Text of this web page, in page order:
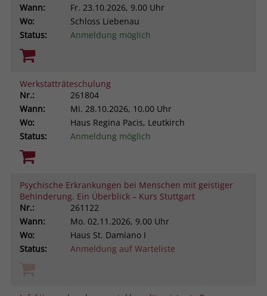
Wann:
Fr. 23.10.2026, 9.00 Uhr
Wo:
Schloss Liebenau
Status:
Anmeldung möglich
Werkstatträteschulung
Nr.:
261804
Wann:
Mi. 28.10.2026, 10.00 Uhr
Wo:
Haus Regina Pacis, Leutkirch
Status:
Anmeldung möglich
Psychische Erkrankungen bei Menschen mit geistiger
Behinderung. Ein Überblick – Kurs Stuttgart
Nr.:
261122
Wann:
Mo. 02.11.2026, 9.00 Uhr
Wo:
Haus St. Damiano I
Status:
Anmeldung auf Warteliste